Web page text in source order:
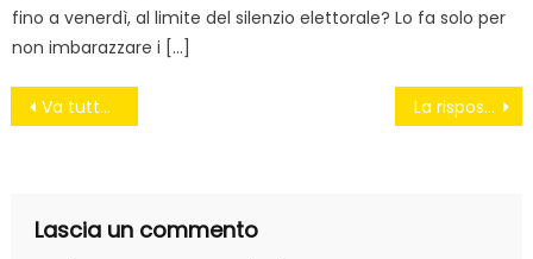
fino a venerdì, al limite del silenzio elettorale? Lo fa solo per
non imbarazzare i […]
Navigazione
Va tutto bene La risposta dei Verdi
Lascia un commento